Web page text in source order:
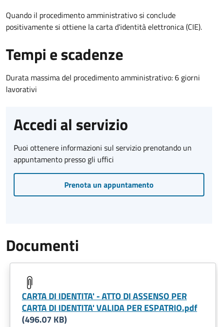
Quando il procedimento amministrativo si conclude
positivamente si ottiene la carta d'identità elettronica (CIE).
Tempi e scadenze
Durata massima del procedimento amministrativo: 6 giorni
lavorativi
Accedi al servizio
Puoi ottenere informazioni sul servizio prenotando un
appuntamento presso gli uffici
Prenota un appuntamento
Documenti
CARTA DI IDENTITA' - ATTO DI ASSENSO PER
CARTA DI IDENTITA' VALIDA PER ESPATRIO.pdf
(496.07 KB)